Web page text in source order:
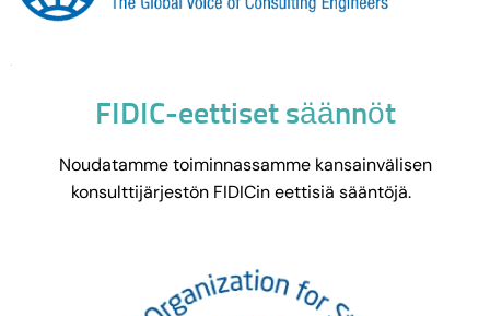
FIDIC-eettiset säännöt
Noudatamme toiminnassamme kansainvälisen
konsulttijärjestön FIDICin eettisiä sääntöjä.